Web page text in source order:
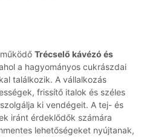
Trécselő kávézó és
a hagyományos cukrászdai
találkozik. A vállalkozás
frissítő italok és széles
ki vendégeit. A tej- és
iránt érdeklődők számára
lehetőségeket nyújtanak,